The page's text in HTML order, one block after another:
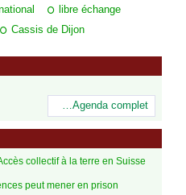
libre échange
Cassis de Dijon
…Agenda complet
collectif à la terre en Suisse
peut mener en prison